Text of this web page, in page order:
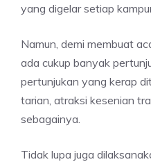
yang digelar setiap
Namun, demi membuat
ada cukup banyak
pertunjukan yang kerap
tarian, atraksi kesenian
sebagainya.
Tidak lupa juga